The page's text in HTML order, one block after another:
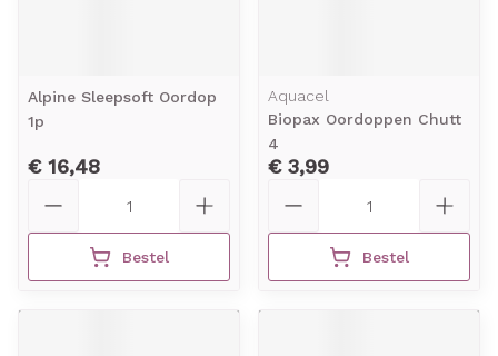
Alpine Sleepsoft Oordop
1p
€ 16,48
Bestel
Aquacel
Biopax Oordoppen Chutt
4
€ 3,99
Bestel